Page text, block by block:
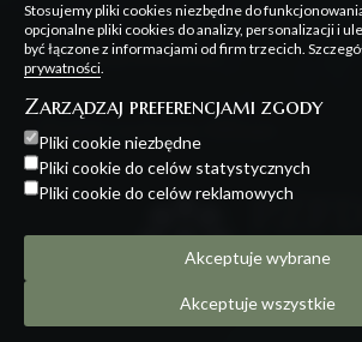
Polityka prywatności
Stosujemy pliki cookies niezbędne do
opcjonalne pliki cookies do analizy, personalizacji i
być łączone z informacjami od firm trzecich.
prywatności.
Zarządzaj preferencjami zgody
Pliki cookie niezbędne
Pliki cookie do celów statystycznych
Pliki cookie do celów reklamowych
Akceptuje wybrane
Akceptuje wszystkie